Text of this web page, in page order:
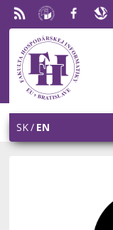
RSS University
of
Economics
in
Bratislava
Facebook
SK EN